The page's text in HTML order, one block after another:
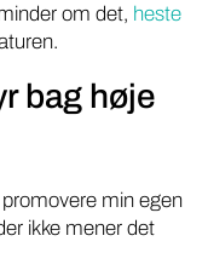
om det, heste
bag høje
min egen
ikke mener det